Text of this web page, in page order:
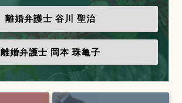
離婚弁護士 谷川 聖治
離婚弁護士 岡本 珠亀子